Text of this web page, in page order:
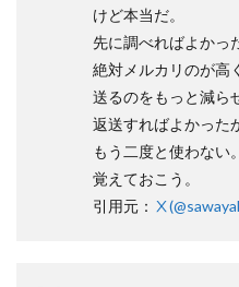
けど本当だ。
先に調べればよかっ
絶対メルカリのが高
送るのをもっと減ら
返送すればよかった
もう二度と使わない。
覚えておこう。
引用元：